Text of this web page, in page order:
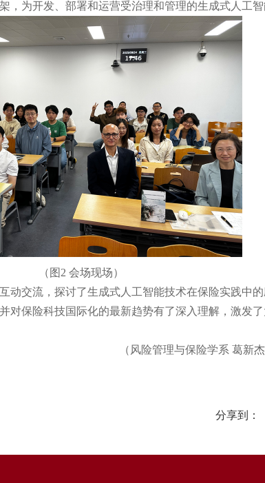
，为开发、部署和运营受治理和管理的生成式人工智
（图2 会场现场）
交流，探讨了生成式人工智能技术在保险实践中的
对保险科技国际化的最新趋势有了深入理解，激发
（风险管理与保险学系 葛新杰
分享到：